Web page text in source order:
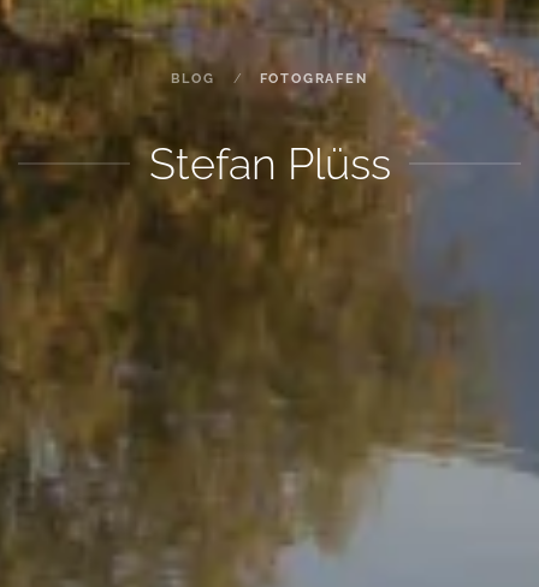
BLOG FOTOGRAFEN
Stefan Plüss